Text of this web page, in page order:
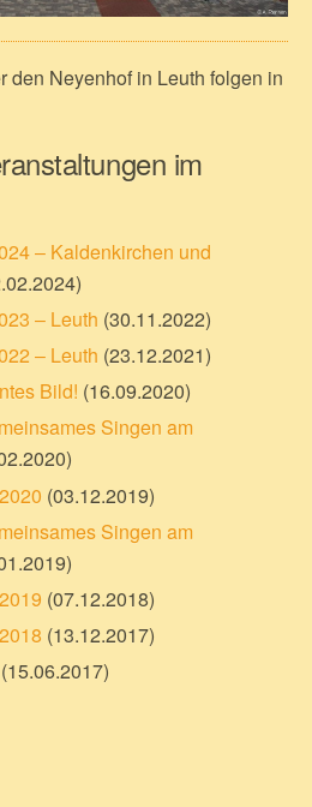
den Neyenhof in Leuth folgen in
im
– Kaldenkirchen und
– Leuth (30.11.2022)
– Leuth (23.12.2021)
Bild! (16.09.2020)
Singen am
(03.12.2019)
Singen am
(07.12.2018)
(13.12.2017)
(15.06.2017)